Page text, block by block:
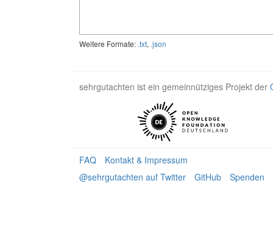
Weitere Formate: .txt, .json
sehrgutachten ist ein gemeinnütziges Projekt der
FAQ
Kontakt & Impressum
@sehrgutachten auf Twitter
GitHub Spenden